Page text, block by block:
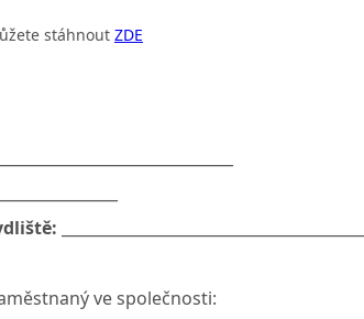
stáhnout ZDE
ve společnosti: